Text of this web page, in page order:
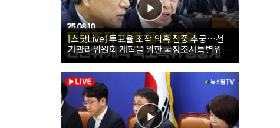
[스팟Live] 투표율 조작 의혹 집중 추궁…선
거관리위원회 개혁을 위한 국정조사특별위원
회 | 26.08.10